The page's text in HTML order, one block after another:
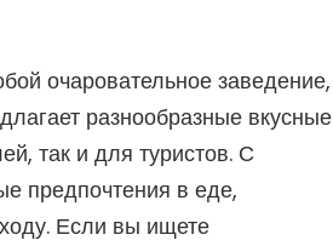
очаровательное заведение,
разнообразные вкусные
так и для туристов. С
предпочтения в еде,
Если вы ищете